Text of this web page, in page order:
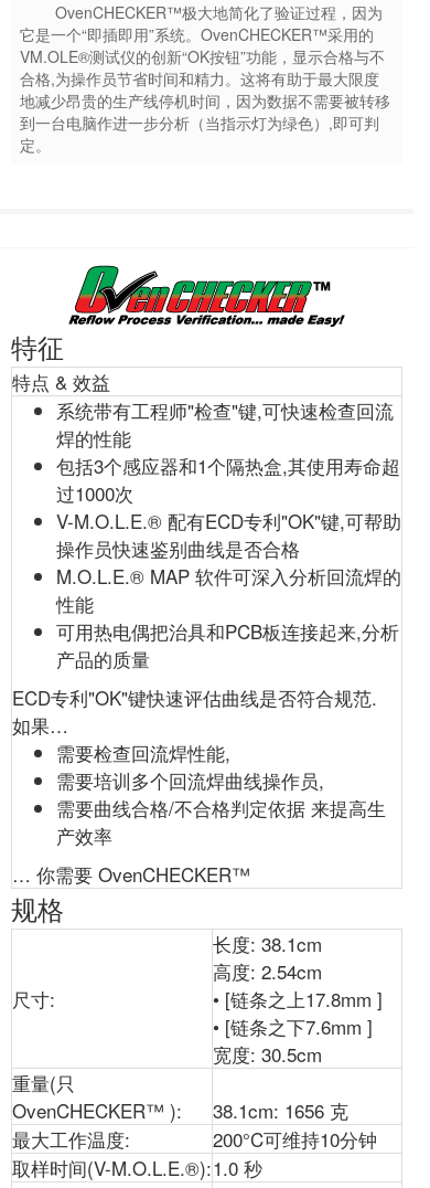
OvenCHECKER™极大地简化了验证过程，因为
它是一个“即插即用”系统。OvenCHECKER™采用的
VM.OLE®测试仪的创新“OK按钮”功能，显示合格与不
合格,为操作员节省时间和精力。这将有助于最大限度
地减少昂贵的生产线停机时间，因为数据不需要被转移
到一台电脑作进一步分析（当指示灯为绿色）,即可判
定。
特征
特点 & 效益
系统带有工程师"检查"键,可快速检查回流
焊的性能
包括3个感应器和1个隔热盒,其使用寿命超
过1000次
V-M.O.L.E.® 配有ECD专利"OK"键,可帮助
操作员快速鉴别曲线是否合格
M.O.L.E.® MAP 软件可深入分析回流焊的
性能
可用热电偶把治具和PCB板连接起来,分析
产品的质量
ECD专利"OK"键快速评估曲线是否符合规范.
如果…
需要检查回流焊性能,
需要培训多个回流焊曲线操作员,
需要曲线合格/不合格判定依据 来提高生
产效率
… 你需要 OvenCHECKER™
规格
尺寸:
长度: 38.1cm
高度: 2.54cm
• [链条之上17.8mm ]
• [链条之下7.6mm ]
宽度: 30.5cm
重量(只
OvenCHECKER™ ):
38.1cm: 1656 克
最大工作温度:
200°C可维持10分钟
取样时间(V-M.O.L.E.®):1.0 秒